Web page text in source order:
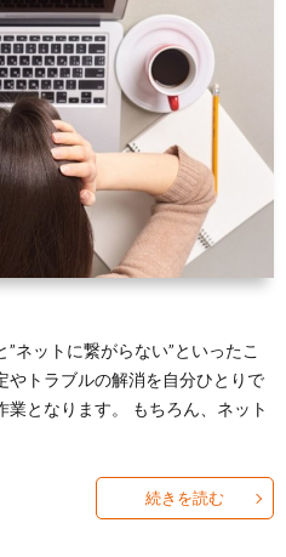
ネットに繋がらない”といったこ
やトラブルの解消を自分ひとりで
となります。 もちろん、ネット
続きを読む